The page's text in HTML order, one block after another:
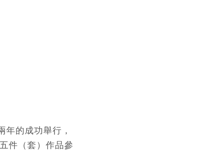
的成功舉行，
件（套）作品參